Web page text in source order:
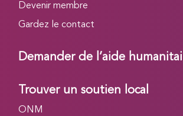
Devenir membre
Gardez le contact
Demander de l’aide
Trouver un soutien local
ONM